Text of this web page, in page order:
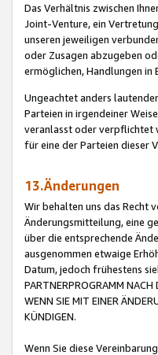
Das Verhältnis zwischen
Joint-Venture, ein
unseren jeweiligen
oder Zusagen abzugeben
ermöglichen, Handlungen in
Ungeachtet anders
Parteien in irgendeiner
veranlasst oder verpflichtet
für eine der Parteien dieser
13.Änderungen
Wir behalten uns das Recht
Änderungsmitteilung, eine
über die entsprechende
ausgenommen etwaige
Datum, jedoch frühestens
PARTNERPROGRAMM NACH
WENN SIE MIT EINER
KÜNDIGEN.
Wenn Sie diese